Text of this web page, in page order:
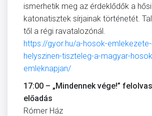
ismerhetik meg az érdeklődők a
katonatisztek sírjainak történetét.
től a régi ravatalozónál.
https://gyor.hu/a-hosok-
helyszinen-tiszteleg-a-magyar-
emleknapjan/
17:00 – „Mindennek vége!”
előadás
Rómer Ház